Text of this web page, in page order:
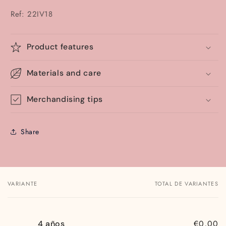
Ref: 22IV18
Product features
Materials and care
Merchandising tips
Share
Tu
VARIANTE TOTAL DE VARIANTES